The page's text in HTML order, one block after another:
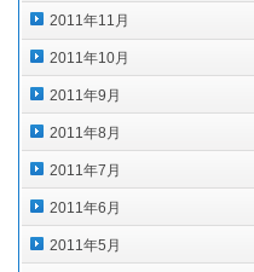
2011年11月
2011年10月
2011年9月
2011年8月
2011年7月
2011年6月
2011年5月